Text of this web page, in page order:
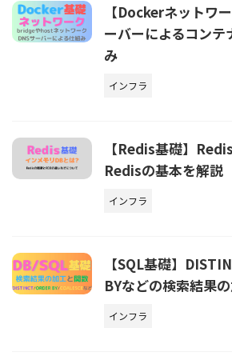
【Dockerネットワ
ーバーによるコンテ
み
インフラ
【Redis基礎】
Redisの基本を解説
インフラ
【SQL基礎】
BYなどの検索結果
インフラ